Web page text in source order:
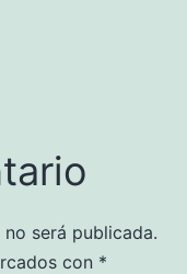
será publicada.
con *